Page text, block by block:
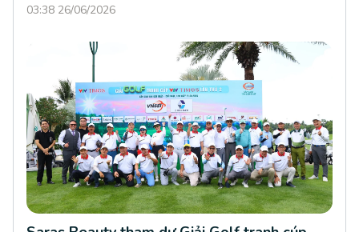
03:38 26/06/2026